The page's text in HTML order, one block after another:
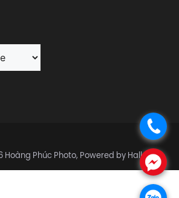
.
.
Hoàng Phúc Photo, Powered by Halley